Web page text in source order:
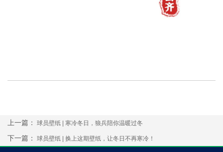
上一篇： 球员壁纸 | 寒冷冬日，狼兵陪你温暖过冬
下一篇： 球员壁纸 | 换上这期壁纸，让冬日不再寒冷！